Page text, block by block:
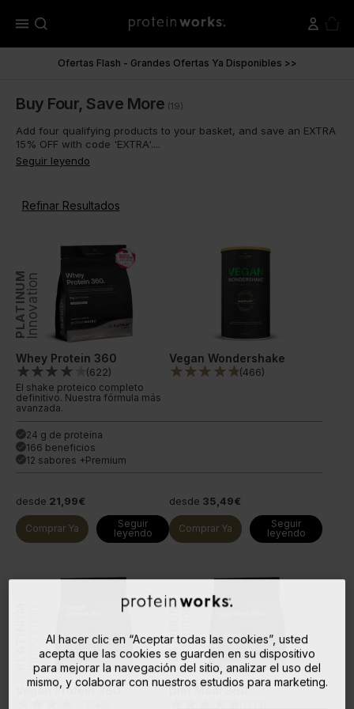
menu
Ofertas Flash - Grandes Ofertas Ya Disponibles >>
Buy Four, Save More (19)
Add four qualifying products to your basket, and save an EXTRA
15% OFF with code 'EXTRA'....
Seguir leyendo
Refinar Resultados
PLATINUMInnovation
Whey Protein 360
(622)
El shake proteico completo
definitivo. Nuestra fórmula más
avanzada.
done 24 g de proteína
done 166 beneficios
done 12 sabores +Premium
desde 21,99€
Comprar Ya
Seguir
leyendo
Vegan Wondershake
(466)
desde 35,49€
Comprar Ya
Seguir
leyendo
Innovation
Vegan Protein 360
PLATINUMInnovation
Diet Meal 360
Al hacer clic en “Aceptar todas las cookies”, usted
acepta que las cookies se guarden en su dispositivo
para mejorar la navegación del sitio, analizar el uso del
mismo, y colaborar con nuestros estudios para marketing.